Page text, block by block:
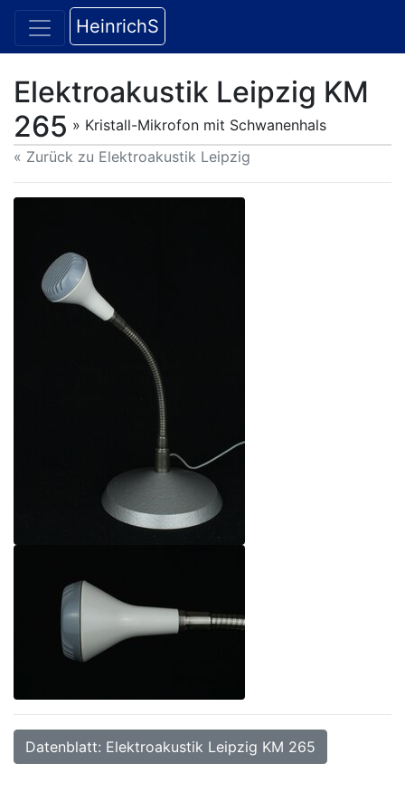
HeinrichS
Elektroakustik Leipzig KM
265 » Kristall-Mikrofon mit Schwanenhals
« Zurück zu Elektroakustik Leipzig
Datenblatt: Elektroakustik Leipzig KM 265